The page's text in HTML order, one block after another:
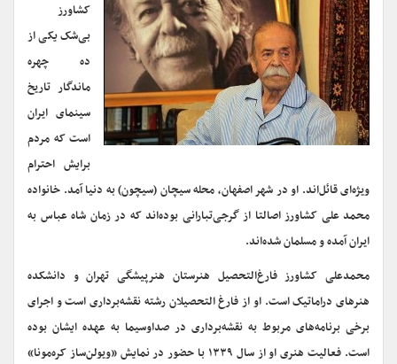
کشاورز
بی‌شک یکی از
ده چهره
ماندگار تاریخ
سینمای ایران
است که مردم
برایش احترام
ویژه‌ای قائل‌اند. او در شهر اصفهان، محله سیچان (سیچون) به دنیا آمد. خانواده
محمد علی کشاورز اصالتا از گرجی‌تبارانی بوده‌اند که در زمان شاه عباس به
ایران آمده و مسلمان شده‌اند.
محمدعلی کشاورز فارغ‌التحصیل هنرستان هنرپیشگی تهران و دانشکده
هنرهای دراماتیک است. او از فارغ التحصیلان رشته نقشه‌برداری است و اجرای
برخی برنامه‌های مربوط به نقشه‌برداری در صداوسیما به عهده ایشان بوده
است. فعالیت هنری‌ او از سال ۱۳۳۹ با حضور در نمایش «ویولن‌ساز کره‌مونا»